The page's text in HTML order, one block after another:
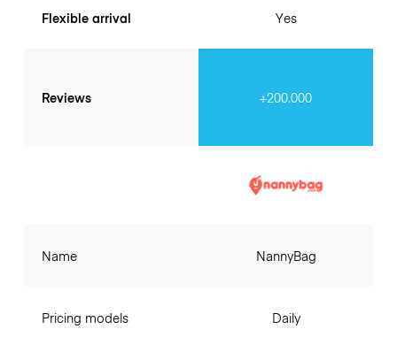
Flexible arrival
Reviews
Yes
+200.000
Name
Pricing models
NannyBag
Daily